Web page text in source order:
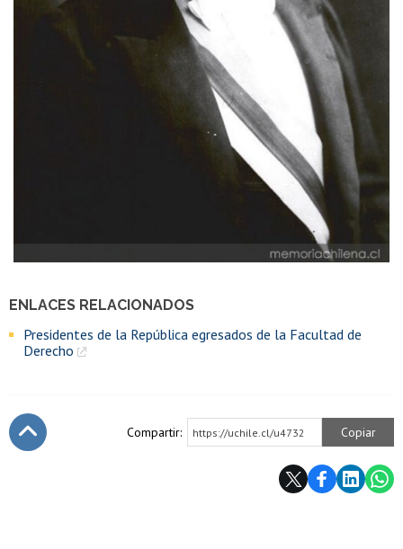
ENLACES RELACIONADOS
Presidentes de la República egresados de la Facultad de
Derecho
Compartir: https://uchile.cl/u4732 Copiar